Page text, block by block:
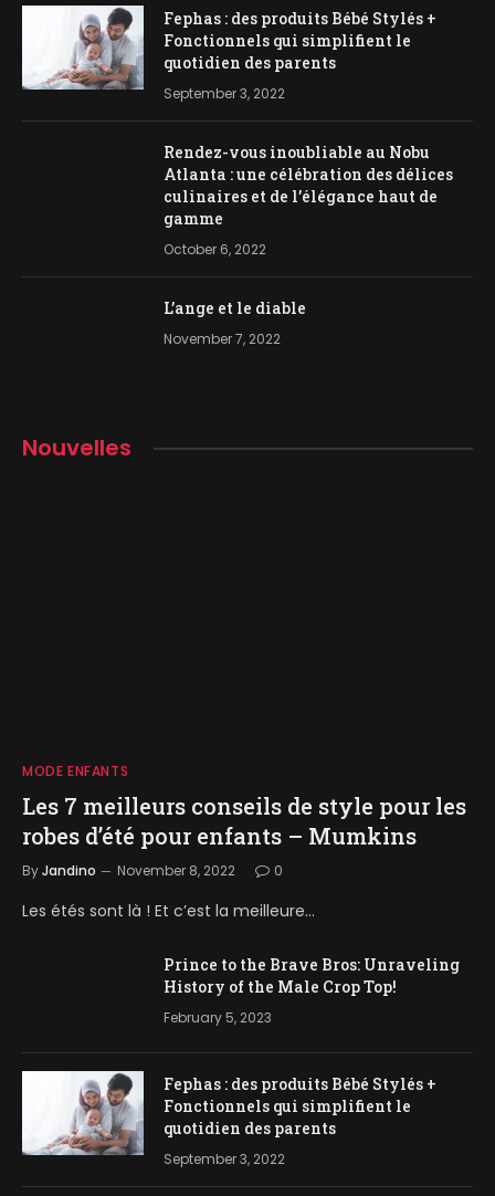
Fephas : des produits Bébé Stylés +
Fonctionnels qui simplifient le
quotidien des parents
September 3, 2022
Rendez-vous inoubliable au Nobu
Atlanta : une célébration des délices
culinaires et de l’élégance haut de
gamme
October 6, 2022
L’ange et le diable
November 7, 2022
Nouvelles
MODE ENFANTS
Les 7 meilleurs conseils de style pour les
robes d’été pour enfants – Mumkins
ByJandino November 8, 2022 0
Les étés sont là ! Et c’est la meilleure…
Prince to the Brave Bros: Unraveling
History of the Male Crop Top!
February 5, 2023
Fephas : des produits Bébé Stylés +
Fonctionnels qui simplifient le
quotidien des parents
September 3, 2022